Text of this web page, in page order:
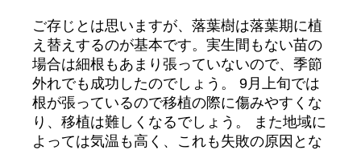
ご存じとは思いますが、落葉樹は落葉期に植
え替えするのが基本です。実生間もない苗の
場合は細根もあまり張っていないので、季節
外れでも成功したのでしょう。 9月上旬では
根が張っているので移植の際に傷みやすくな
り、移植は難しくなるでしょう。 また地域に
よっては気温も高く、これも失敗の原因とな